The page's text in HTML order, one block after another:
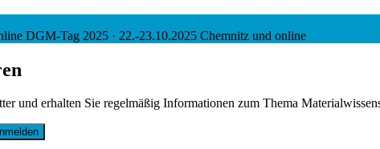
DGM-Tag 2025 · 22.-23.10.2025 Chemnitz und online
und erhalten Sie regelmäßig Informationen zum Thema